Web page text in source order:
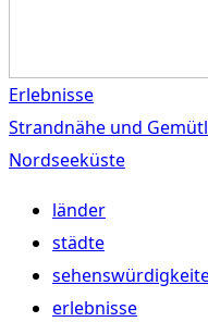
Erlebnisse
Strandnähe und
Nordseeküste
länder
städte
erlebnisse